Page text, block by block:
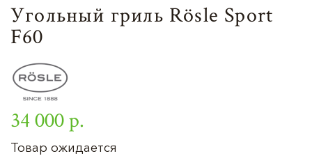
Угольный гриль Rösle Sport
F60
34 000 р.
Товар ожидается